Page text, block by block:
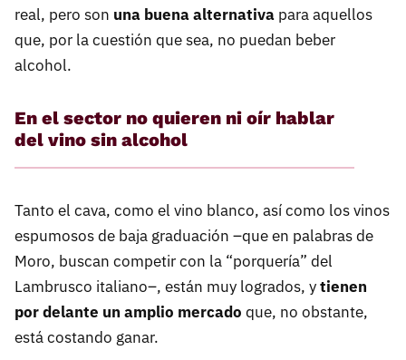
real, pero son una buena alternativa para aquellos
que, por la cuestión que sea, no puedan beber
alcohol.
En el sector no quieren ni oír hablar
del vino sin alcohol
Tanto el cava, como el vino blanco, así como los vinos
espumosos de baja graduación –que en palabras de
Moro, buscan competir con la “porquería” del
Lambrusco italiano–, están muy logrados, ytienen
por delante un amplio mercado que, no obstante,
está costando ganar.